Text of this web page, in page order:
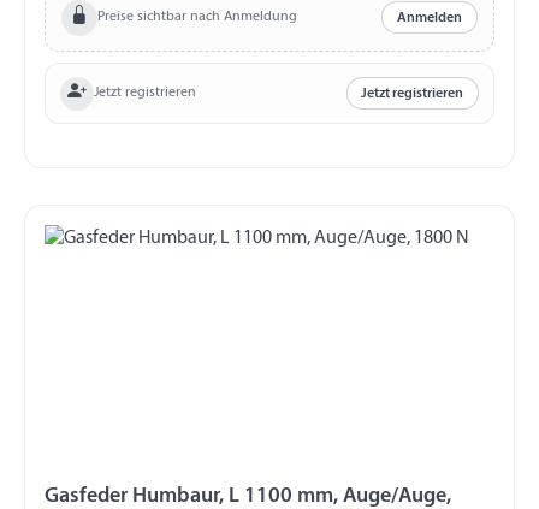
Preise sichtbar nach Anmeldung Anmelden
Jetzt registrieren Jetzt registrieren
Gasfeder Humbaur, L 1100 mm, Auge/Auge,